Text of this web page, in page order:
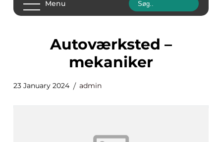
Menu
autoværksted –
mekaniker
23 January 2024 admin